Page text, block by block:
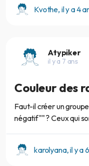
Kvothe, il y a 4
Atypiker
il y a 7 ans
Couleur des
Faut-il créer un
négatif"" ? Ceux qui
karolyana, il y a